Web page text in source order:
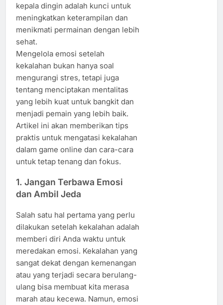
kepala dingin adalah kunci untuk
meningkatkan keterampilan dan
menikmati permainan dengan lebih
sehat.
Mengelola emosi setelah
kekalahan bukan hanya soal
mengurangi stres, tetapi juga
tentang menciptakan mentalitas
yang lebih kuat untuk bangkit dan
menjadi pemain yang lebih baik.
Artikel ini akan memberikan tips
praktis untuk mengatasi kekalahan
dalam game online dan cara-cara
untuk tetap tenang dan fokus.
1. Jangan Terbawa Emosi
dan Ambil Jeda
Salah satu hal pertama yang perlu
dilakukan setelah kekalahan adalah
memberi diri Anda waktu untuk
meredakan emosi. Kekalahan yang
sangat dekat dengan kemenangan
atau yang terjadi secara berulang-
ulang bisa membuat kita merasa
marah atau kecewa. Namun, emosi